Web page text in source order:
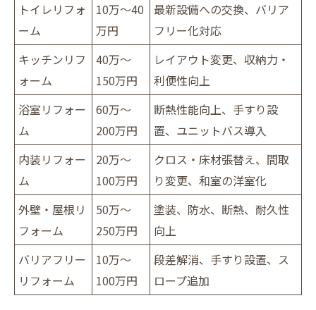
トイレリフォ
ーム
10万～40
万円
最新設備への交換、バリア
フリー化対応
キッチンリフ
ォーム
40万～
150万円
レイアウト変更、収納力・
利便性向上
浴室リフォー
ム
60万～
200万円
断熱性能向上、手すり設
置、ユニットバス導入
内装リフォー
ム
20万～
100万円
クロス・床材張替え、間取
り変更、和室の洋室化
外壁・屋根リ
フォーム
50万～
250万円
塗装、防水、断熱、耐久性
向上
バリアフリー
リフォーム
10万～
100万円
段差解消、手すり設置、ス
ロープ追加